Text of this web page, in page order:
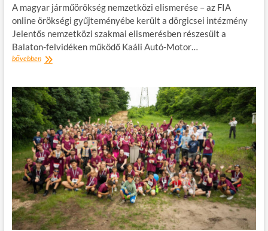
A magyar járműörökség nemzetközi elismerése – az FIA
online örökségi gyűjteményébe került a dörgicsei intézmény
Jelentős nemzetközi szakmai elismerésben részesült a
Balaton-felvidéken működő Kaáli Autó-Motor…
bővebbenNemzetközi
a
Kaáli
Autó-
Motor
Múzeum